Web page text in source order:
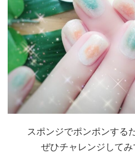
スポンジでポンポンする
ぜひチャレンジして